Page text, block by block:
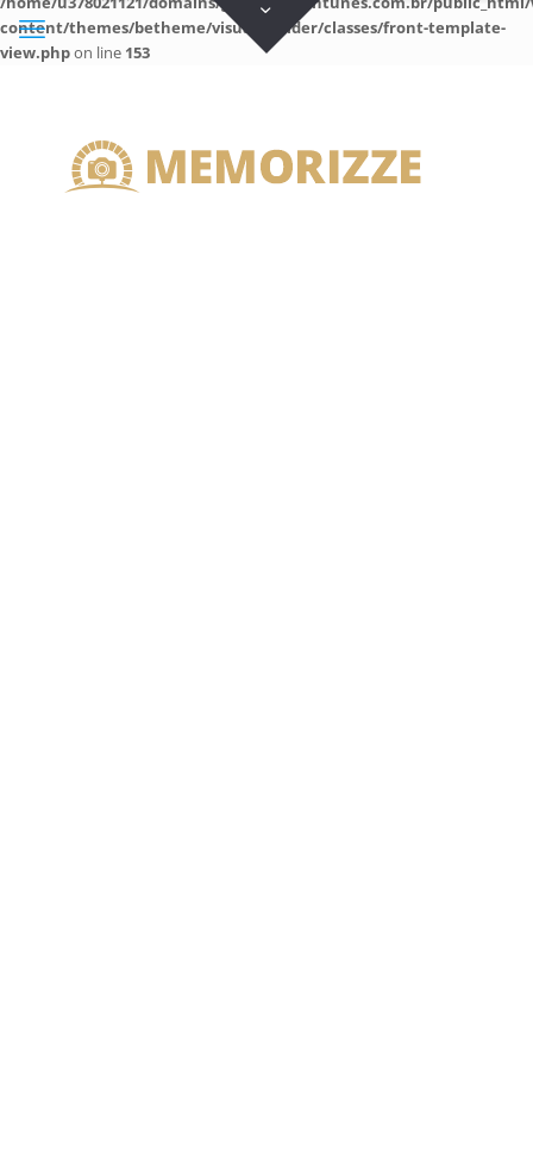
content/themes/betheme/visual-builder/classes/front-template-
view.phpon line 153